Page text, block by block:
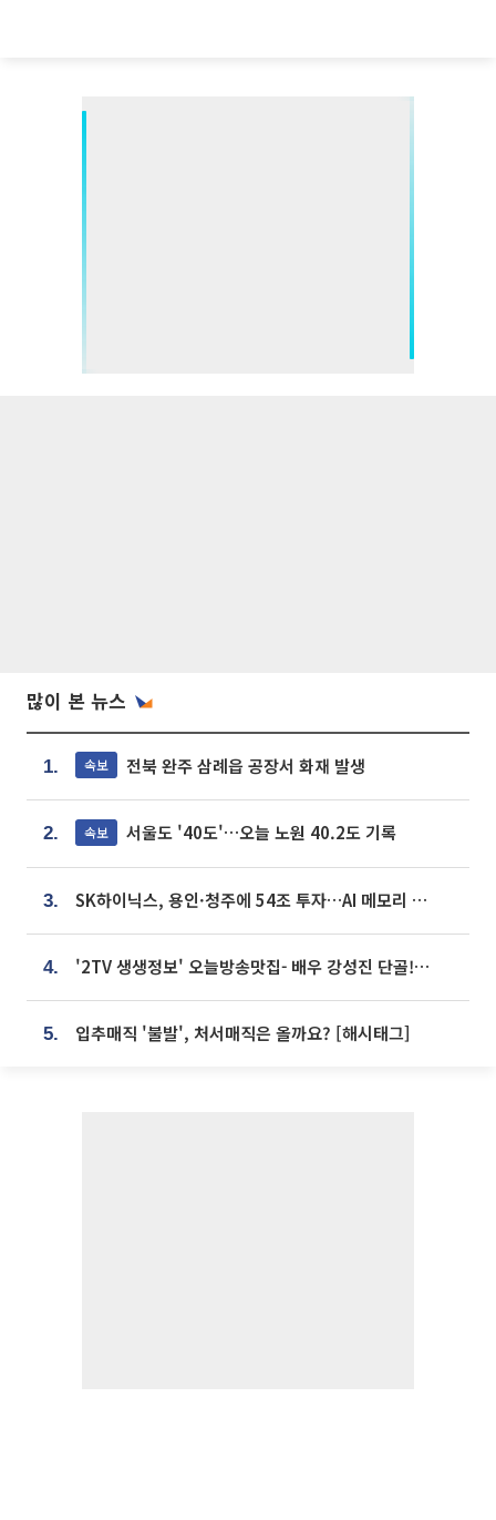
많이 본 뉴스
1. 속보 전북 완주 삼례읍 공장서 화재 발생
2. 속보 서울도 '40도'…오늘 노원 40.2도 기록
3. SK하이닉스, 용인·청주에 54조 투자…AI 메모리 생산기지 키운다
4. '2TV 생생정보' 오늘방송맛집- 배우 강성진 단골! 쌀국수ㆍ푸팟퐁 커리 맛집 '블○○○'
5. 입추매직 '불발', 처서매직은 올까요? [해시태그]